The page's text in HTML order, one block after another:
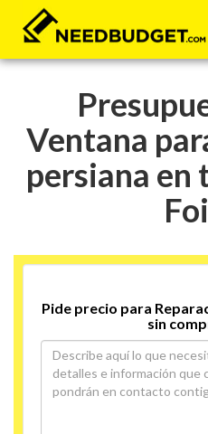
Ventana
persiana en
Pide precio para
sin